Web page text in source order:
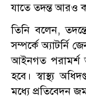
যাতে তদন্ত আরও
তিনি বলেন,
সম্পর্কে অ্যাটর্নি
আইনগত পরামর্শ
হবে। স্বাস্থ্য
মধ্যে প্রতিবেদন